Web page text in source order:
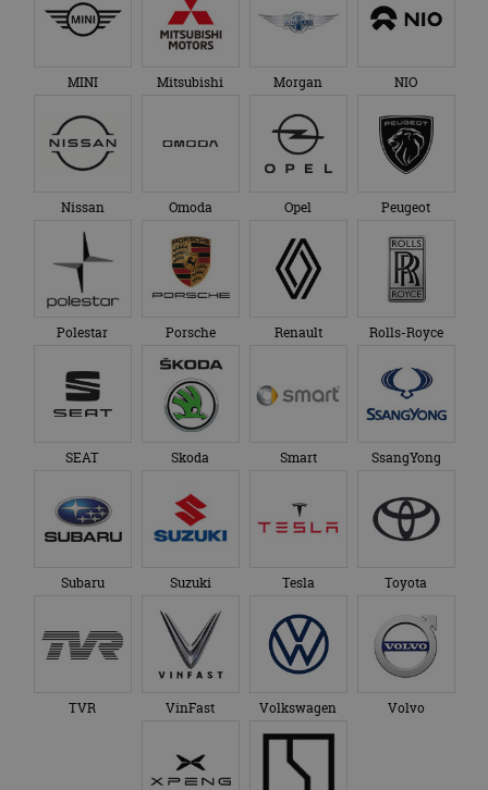
MINI Mitsubishi Morgan NIO
Nissan Omoda Opel Peugeot
Polestar Porsche Renault Rolls-Royce
SEAT Skoda Smart SsangYong
Subaru Suzuki Tesla Toyota
TVR VinFast Volkswagen Volvo